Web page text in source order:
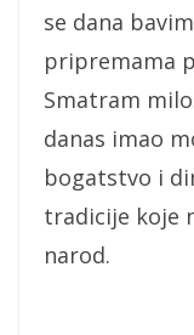
se dana
pripremama
Smatram
danas imao
bogatstvo i
tradicije koje
narod.